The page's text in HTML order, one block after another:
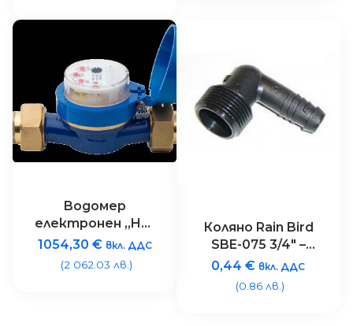
Водомер
електронен „HC-
200-FLOW“ – 2″
1054,30 € вкл. ДДС
(2 062.03 лв.)
Коляно Rain Bird
SBE-075 3/4″ –
коничен
накрайник
0,44€ вкл. ДДС
(0.86 лв.)